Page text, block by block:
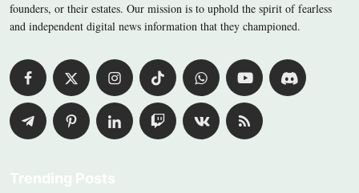
founders, or their estates. Our mission is to uphold the spirit of fearless
and independent digital news information that they championed.
Trending Posts